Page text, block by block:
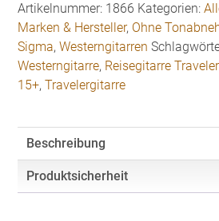
Artikelnummer: 1866 Kategorien:
Marken & Hersteller, Ohne
Sigma,Westerngitarren
Westerngitarre, Reisegitarre
15+,Travelergitarre
Beschreibung
Produktsicherheit